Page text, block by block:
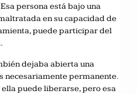
persona está bajo una
en su capacidad de
puede participar del
dejaba abierta una
necesariamente permanente.
puede liberarse, pero esa